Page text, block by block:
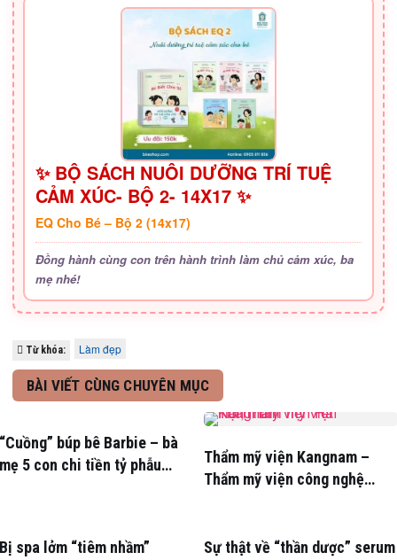
✨ BỘ SÁCH NUÔI DƯỠNG TRÍ TUỆ
CẢM XÚC- BỘ 2- 14X17 ✨
EQ Cho Bé – Bộ 2 (14x17)
Đồng hành cùng con trên hành trình làm chủ cảm xúc, ba
mẹ nhé!
Từ khóa: Làm đẹp
BÀI VIẾT CÙNG CHUYÊN MỤC
“Cuồng” búp bê Barbie – bà
mẹ 5 con chi tiền tỷ phẫu
Thẩm mỹ viện Kangnam –
Thẩm mỹ viện công nghệ
Bị spa lởm “tiêm nhầm”
Sự thật về “thần dược” serum